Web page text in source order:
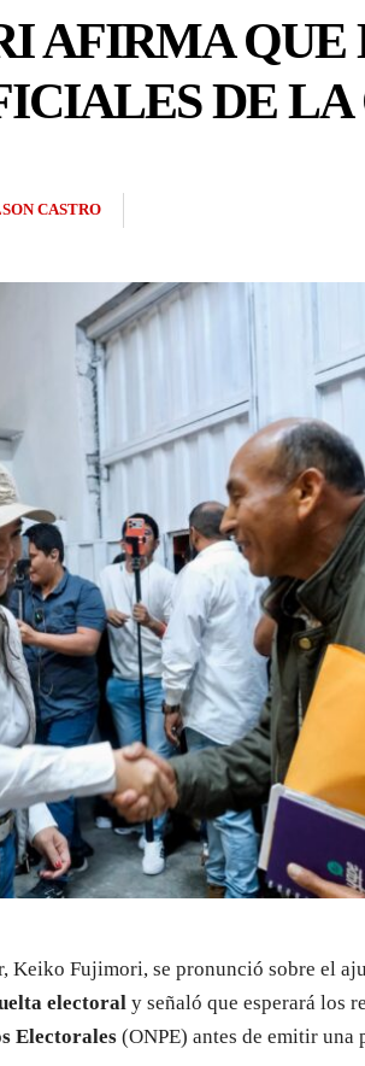
AFIRMA QUE
DE LA
CASTRO
Keiko Fujimori, se pronunció sobre el
electoral y señaló que esperará los
Electorales (ONPE) antes de emitir una